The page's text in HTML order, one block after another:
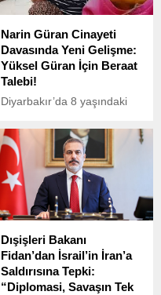
Narin Güran Cinayeti
Davasında Yeni Gelişme:
Yüksel Güran İçin Beraat
Talebi!
Diyarbakır’da 8 yaşındaki
öldürülmesiyle ilgili davada,
önemli bir gelişme yaşandı.
Dışişleri Bakanı
Fidan’dan İsrail’in İran’a
Saldırısına Tepki:
“Diplomasi, Savaşın Tek